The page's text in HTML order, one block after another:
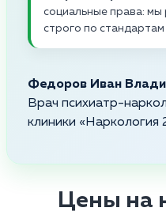
социальные права:
строго по
Федоров Иван
Врач психиатр-
клиники «Наркология
Цены на